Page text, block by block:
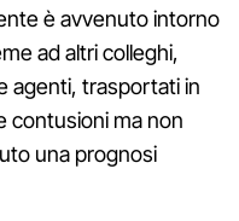
è avvenuto intorno
ad altri colleghi,
agenti, trasportati in
contusioni ma non
una prognosi